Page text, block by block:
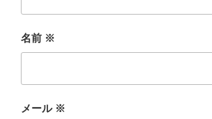
名前 ※
メール ※